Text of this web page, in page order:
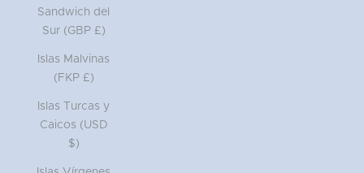
Sandwich del
Sur (GBP £)
Islas Malvinas
(FKP £)
Islas Turcas y
Caicos (USD
$)